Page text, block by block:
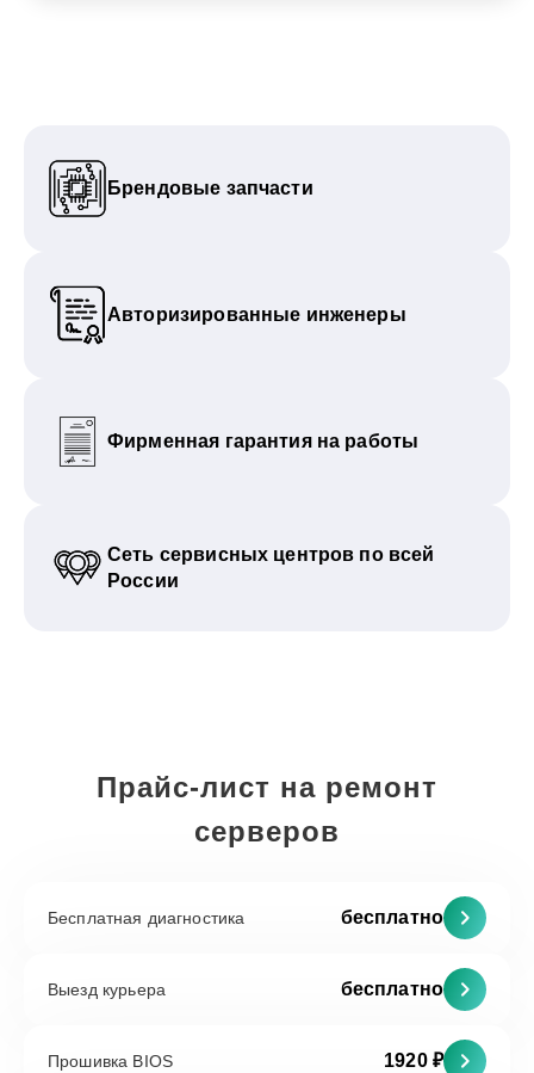
Брендовые запчасти
Авторизированные инженеры
Фирменная гарантия на работы
Сеть сервисных центров по всей
России
Прайс-лист на ремонт
серверов
Бесплатная диагностика бесплатно
Выезд курьера бесплатно
Прошивка BIOS 1920 ₽